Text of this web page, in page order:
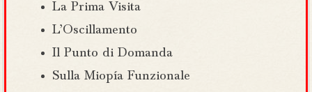
La Prima Visita
L’Oscillamento
Il Punto di Domanda
Sulla Miopía Funzionale